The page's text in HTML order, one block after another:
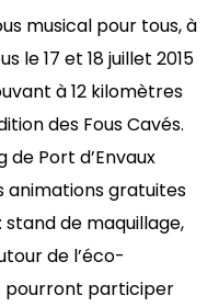
musical pour tous, à
le 17 et 18 juillet 2015
à 12 kilomètres
des Fous Cavés.
Port d’Envaux
animations gratuites
de maquillage,
de l’éco-
pourront participer